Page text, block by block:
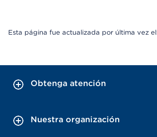
Esta página fue actualizada por última vez
Obtenga atención
Nuestra organización